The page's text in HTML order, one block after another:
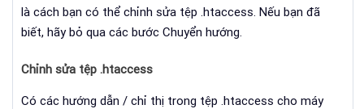
là cách bạn có thể chỉnh sửa tệp .htaccess. Nếu bạn đã
biết, hãy bỏ qua các bước Chuyển hướng.
Chỉnh sửa tệp .htaccess
Có các hướng dẫn / chỉ thị trong tệp .htaccess cho máy